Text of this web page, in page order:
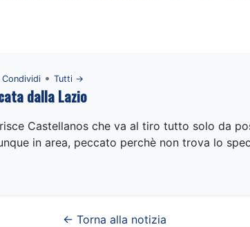
Condividi• Tutti →
dalla Lazio
Castellanos che va al tiro tutto solo da
in area, peccato perchè non trova lo
← Torna alla notizia